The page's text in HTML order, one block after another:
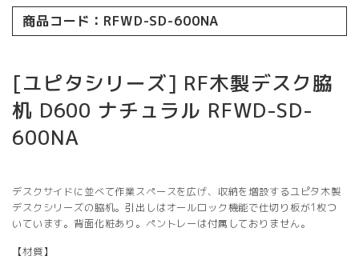
商品コード：RFWD-SD-600NA
[ユピタシリーズ] RF木製デスク脇
机 D600 ナチュラル RFWD-SD-
600NA
デスクサイドに並べて作業スペースを広げ、収納を増設するユピタ木製
デスクシリーズの脇机。引出しはオールロック機能で仕切り板が1枚つ
いています。背面化粧あり。ペントレーは付属しておりません。
【材質】